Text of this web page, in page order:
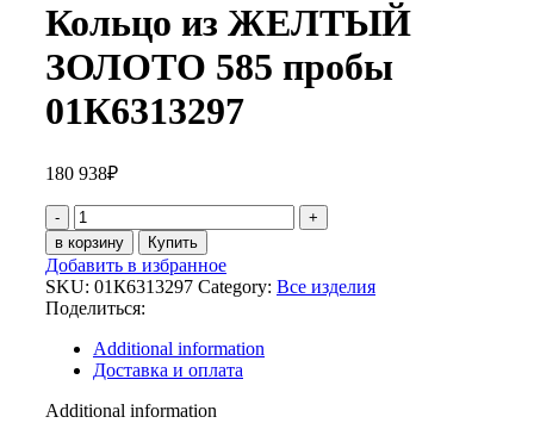
Кольцо из ЖЕЛТЫЙ
ЗОЛОТО 585 пробы
01К6313297
180 938₽
Кольцо
из
ЖЕЛТЫЙ
ЗОЛОТО
585
пробы
01К6313297
quantity
в корзину Купить
Добавить в избранное
SKU: 01К6313297 Category: Все изделия
Поделиться:
Additional information
Доставка и оплата
Additional information